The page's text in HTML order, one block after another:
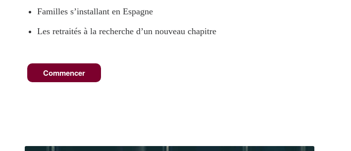
Familles s’installant en Espagne
Les retraités à la recherche d’un nouveau chapitre
Commencer